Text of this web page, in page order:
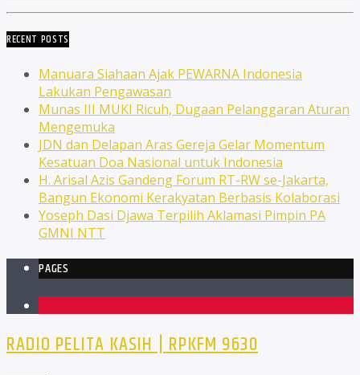
RECENT POSTS
Manuara Siahaan Ajak PEWARNA Indonesia
Lakukan Pengawasan
Munas III MUKI Ricuh, Dugaan Pelanggaran Aturan
Mengemuka
JDN dan Delapan Aras Gereja Gelar Momentum
Kesatuan Doa Nasional untuk Indonesia
H. Arisal Azis Gandeng Forum RT-RW se-Jakarta,
Bangun Ekonomi Kerakyatan Berbasis Kolaborasi
Yoseph Dasi Djawa Terpilih Aklamasi Pimpin PA
GMNI NTT
PAGES
RADIO PELITA KASIH | RPKFM 9630